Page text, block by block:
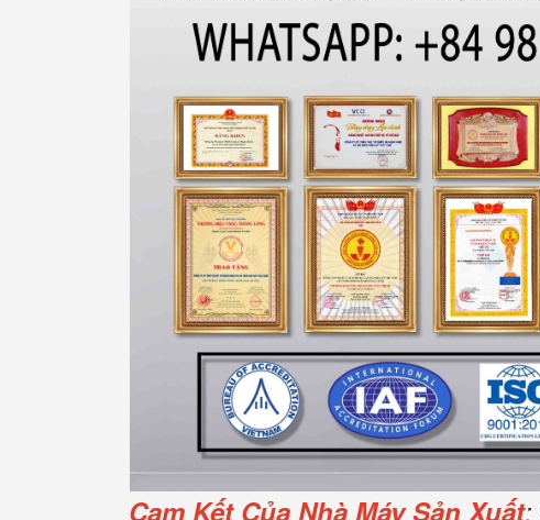
Cam Kết Của Nhà Máy Sản Xuất: